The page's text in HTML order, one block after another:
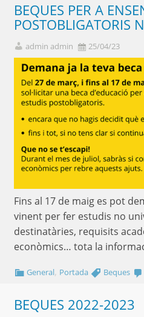
BEQUES PER A
POSTOBLIGATORIS
admin admin 25/04/23
Fins al 17 de maig es pot
vinent per fer estudis no
destinatàries, requisits
econòmics… tota la
General, Portada Beques
BEQUES 2022-2023